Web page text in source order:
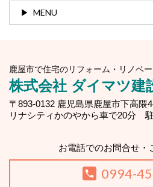
MENU
鹿屋市で住宅のリフォーム・リノベ
株式会社 ダイマツ建
〒893-0132 鹿児島県鹿屋市下高隈
リナシティかのやから車で20分
お電話でのお問合せ・
0994-